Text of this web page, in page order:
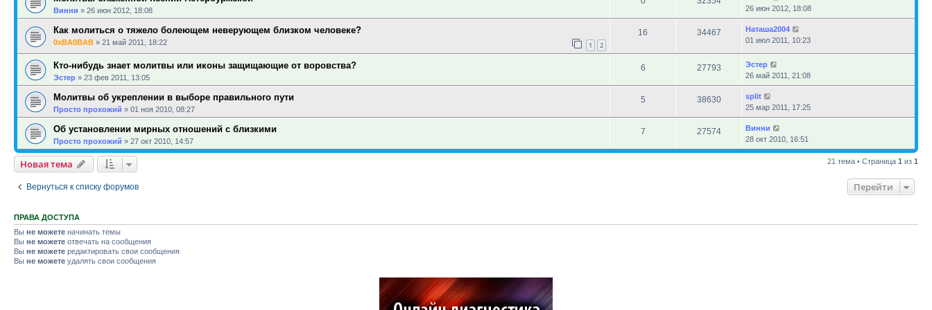
Винни » 26 июн 2012, 18:08
26 июн 2012, 18:08
Как молиться о тяжело болеющем неверующем близком человеке?
0xBA0BAB » 21 май 2011, 18:22 1 2
16 34467
Наташа2004
01 июл 2011, 10:23
Кто-нибудь знает молитвы или иконы защищающие от воровства?
Эстер » 23 фев 2011, 13:05
6 27793
Эстер
26 май 2011, 21:08
Молитвы об укреплении в выборе правильного пути
Просто прохожий » 01 ноя 2010, 08:27
5 38630
sрlit
25 мар 2011, 17:25
Об установлении мирных отношений с близкими
Просто прохожий » 27 окт 2010, 14:57
7 27574
Винни
28 окт 2010, 16:51
Новая тема 21 тема • Страница 1 из 1
Вернуться к списку форумов Перейти
ПРАВА ДОСТУПА
Вы не можете начинать темы
Вы не можете отвечать на сообщения
Вы не можете редактировать свои сообщения
Вы не можете удалять свои сообщения